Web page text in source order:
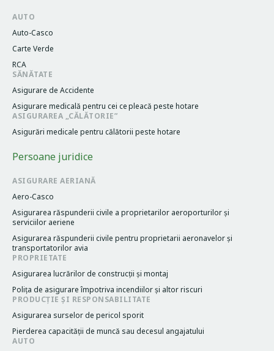
AUTO
Auto-Casco
Carte Verde
RCA
SĂNĂTATE
Asigurare de Accidente
Asigurare medicală pentru cei cе pleacă peste hotare
ASIGURAREA „CĂLĂTORIE”
Asigurări medicale pentru călătorii peste hotare
Persoane juridice
ASIGURARE AERIANĂ
Aero-Casco
Asigurarea răspunderii civile a proprietarilor aeroporturilor și
serviciilor aeriene
Asigurarea răspunderii civile pentru proprietarii aeronavelor și
transportatorilor avia
PROPRIETATE
Asigurarea lucrărilor de construcții și montaj
Poliţa de asigurare împotriva incendiilor și altor riscuri
PRODUCȚIE ȘI RESPONSABILITATE
Asigurarea surselor de pericol sporit
Pierderea capacităţii de muncă sau decesul angajatului
AUTO